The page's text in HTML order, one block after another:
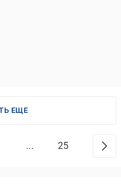
ЕЩЕ
... 25